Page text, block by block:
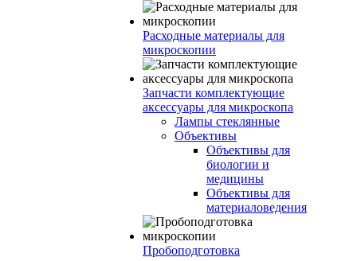
Расходные материалы для
микроскопии
Запчасти комплектующие
аксессуары для микроскопа
Лампы стеклянные
Объективы
Объективы для
биологии и
медицины
Объективы для
материаловедения
Пробоподготовка